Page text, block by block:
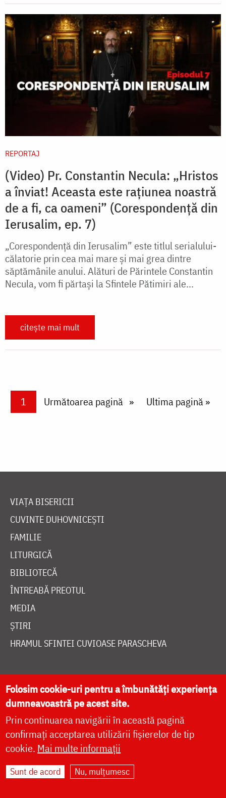
REPORTAJ
(Video) Pr. Constantin Necula: „Hristos
a înviat! Aceasta este rațiunea noastră
de a fi, ca oameni” (Corespondență din
Ierusalim, ep. 7)
„Corespondență din Ierusalim” este titlul serialului-
călatorie prin cea mai mare și mai grea dintre
săptămânile anului. Alături de Părintele Constantin
Necula, vom fi părtași la Sfintele Pătimiri ale...
citește mai mult
PaginareCurrent page
1 Next page
Următoarea pagină Last page
Ultima pagină »
VIAȚA BISERICII
CUVINTE DUHOVNICEȘTI
FAMILIE
LITURGICĂ
BIBLIOTECĂ
ÎNTREABĂ PREOTUL
MEDIA
ȘTIRI
HRAMUL SFINTEI CUVIOASE PARASCHEVA
PĂRINȚI DUHOVNICEȘTI
MAICI CU VIAȚĂ DUHOVNICEASCĂ
TEMATICĂ
SINAXAR ALFABETIC
MĂNĂSTIRI ȘI BISERICI
Folosim cookie-uri pentru a îmbunătăți experiența
dumneavoastră pe acest site.
Prin continuarea navigării în această pagină
confirmați acceptarea utilizării fișierelor de tip
cookie. Mai multe informații
Sunt de acord Nu, mulțumesc